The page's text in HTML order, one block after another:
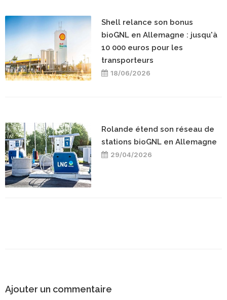
Shell relance son bonus
bioGNL en Allemagne : jusqu'à
10 000 euros pour les
transporteurs
18/06/2026
Rolande étend son réseau de
stations bioGNL en Allemagne
29/04/2026
Ajouter un commentaire